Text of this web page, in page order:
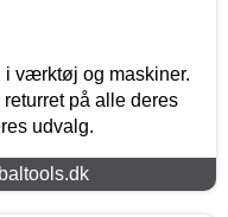
i værktøj og maskiner.
på alle deres
udvalg.